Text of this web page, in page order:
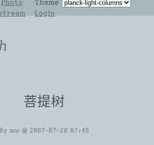
Photo
Theme
Login
菩提树
By mw@2007-07-20 07:45